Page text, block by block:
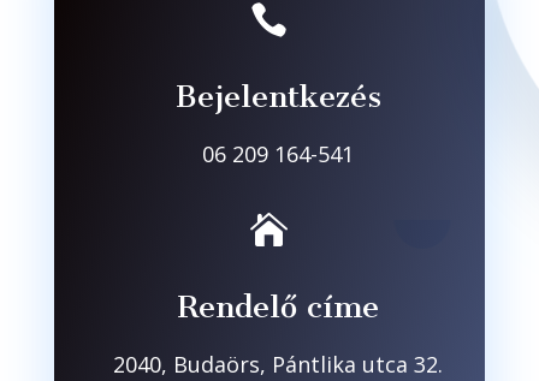

Bejelentkezés
06 209 164-541

Rendelő címe
2040, Budaörs, Pántlika utca 32.